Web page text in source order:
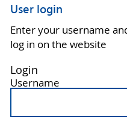
User login
Enter your username
log in on the website
Login
Username